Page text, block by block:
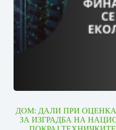
ДОМ: ДАЛИ ПРИ
ЗА ИЗГРАДБА НА